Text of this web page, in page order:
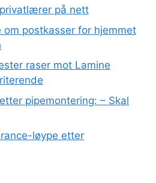
på nett
postkasser for hjemmet
raser mot Lamine
pipemontering: – Skal
løype etter